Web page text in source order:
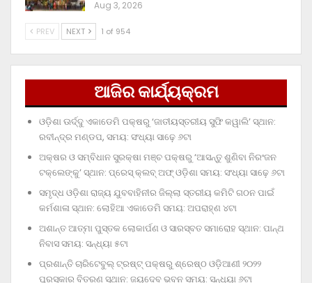
Aug 3, 2026
PREV NEXT 1 of 954
ଆଜିର କାର୍ଯ୍ୟକ୍ରମ
ଓଡ଼ିଶା ଊର୍ଦ୍ଦୁ ଏକାଡେମି ପକ୍ଷରୁ ‘ଜାତୀୟସ୍ତରୀୟ ସୁଫି କୱାଲି’ ସ୍ଥାନ:
ରବୀନ୍ଦ୍ର ମଣ୍ଡପ, ସମୟ: ସଂଧ୍ୟା ସାଢ଼େ ୬ଟା
ଅକ୍ଷର ଓ ସମ୍ବିଧାନ ସୁରକ୍ଷା ମଞ୍ଚ ପକ୍ଷରୁ ‘ଆସନ୍ତୁ ଶୁଣିବା ନିରଂଜନ
ଟକ୍‌ଲେଙ୍କୁ’ ସ୍ଥାନ: ପ୍ରେସ୍‌ କ୍ଲବ୍‌ ଅଫ୍‌ ଓଡ଼ିଶା ସମୟ: ସଂଧ୍ୟା ସାଢ଼େ ୬ଟା
ସମୃଦ୍ଧ ଓଡ଼ିଶା ରାଜ୍ୟ ଯୁବବାହିନୀର ଜିଲ୍ଲା ସ୍ତରୀୟ କମିଟି ଗଠନ ପାଇଁ
କର୍ମଶାଳା ସ୍ଥାନ: ଲୋହିଆ ଏକାଡେମି ସମୟ: ଅପରାହ୍‌ଣ ୪ଟା
ଅଶାନ୍ତ ଆତ୍ମା ପୁସ୍ତକ ଲୋକାର୍ପଣ ଓ ସାରସ୍ବତ ସମାରୋହ ସ୍ଥାନ: ପାନ୍ଥ
ନିବାସ ସମୟ: ସନ୍ଧ୍ୟା ୫ଟା
ପ୍ରଶାନ୍ତି ଚାରିଟେବୁଲ୍‌ ଟ୍ରଷ୍ଟ୍‌ ପକ୍ଷରୁ ଶ୍ରେଷ୍ଠ ଓଡ଼ିଆଣୀ ୨୦୨୨
ପୁରସ୍କାର ବିତରଣ ସ୍ଥାନ: ଜୟଦେବ ଭବନ ସମୟ: ସନ୍ଧ୍ୟା ୬ଟା